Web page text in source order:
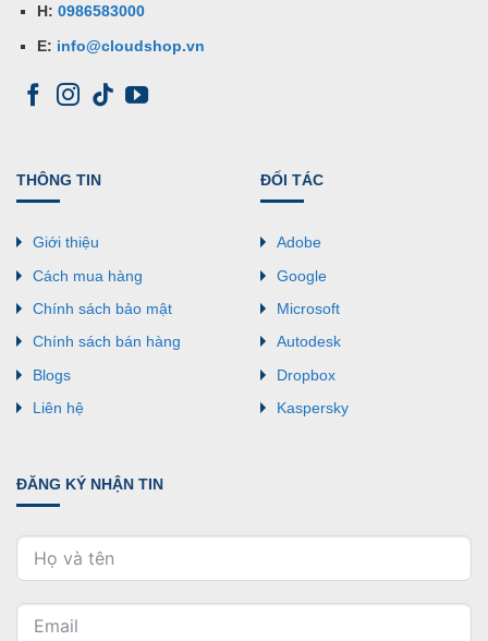
H: 0986583000
E: info@cloudshop.vn
THÔNG TIN
Giới thiệu
Cách mua hàng
Chính sách bảo mật
Chính sách bán hàng
Blogs
Liên hệ
ĐỐI TÁC
Adobe
Google
Microsoft
Autodesk
Dropbox
Kaspersky
ĐĂNG KÝ NHẬN TIN